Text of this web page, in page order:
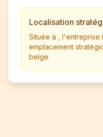
Localisation
Située à ,
emplacement
belge.